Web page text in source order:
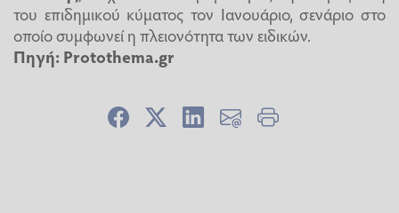
του επιδημικού κύματος τον Ιανουάριο, σενάριο στο
οποίο συμφωνεί η πλειονότητα των ειδικών.
Πηγή: Protothema.gr